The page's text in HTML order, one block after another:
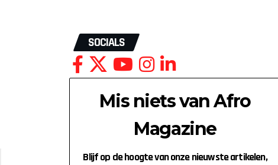
SOCIALS
Mis niets van Afro
Magazine
Blijf op de hoogte van onze nieuwste artikelen,